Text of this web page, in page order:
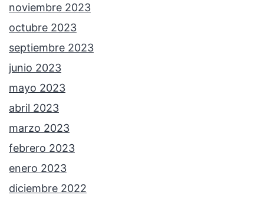
noviembre 2023
octubre 2023
septiembre 2023
junio 2023
mayo 2023
abril 2023
marzo 2023
febrero 2023
enero 2023
diciembre 2022